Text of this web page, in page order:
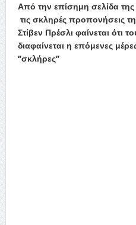
Από την επίσημη σελίδα της
τις σκληρές προπονήσεις
Στίβεν Πρέσλι φαίνεται ότι
διαφαίνεται η επόμενες
‘’σκλήρες’’